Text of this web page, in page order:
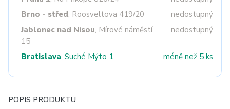
Brno - střed, Roosveltova 419/20
nedostupný
Jablonec nad Nisou, Mírové náměstí
15
nedostupný
Bratislava, Suché Mýto 1 méně než 5 ks
POPIS PRODUKTU